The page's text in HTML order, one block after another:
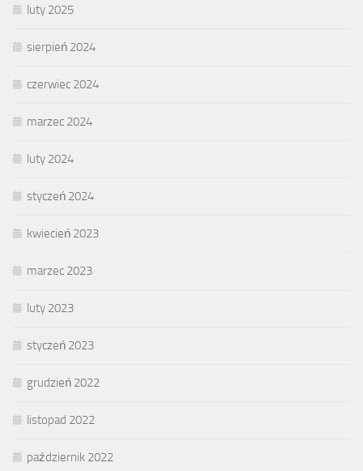
luty 2025
sierpień 2024
czerwiec 2024
marzec 2024
luty 2024
styczeń 2024
kwiecień 2023
marzec 2023
luty 2023
styczeń 2023
grudzień 2022
listopad 2022
październik 2022